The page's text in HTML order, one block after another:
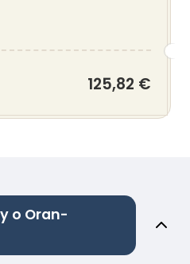
125,82 €
o Oran-